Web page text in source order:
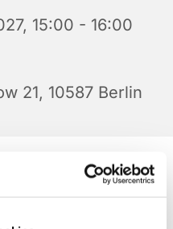
15:00 - 16:00
21, 10587 Berlin